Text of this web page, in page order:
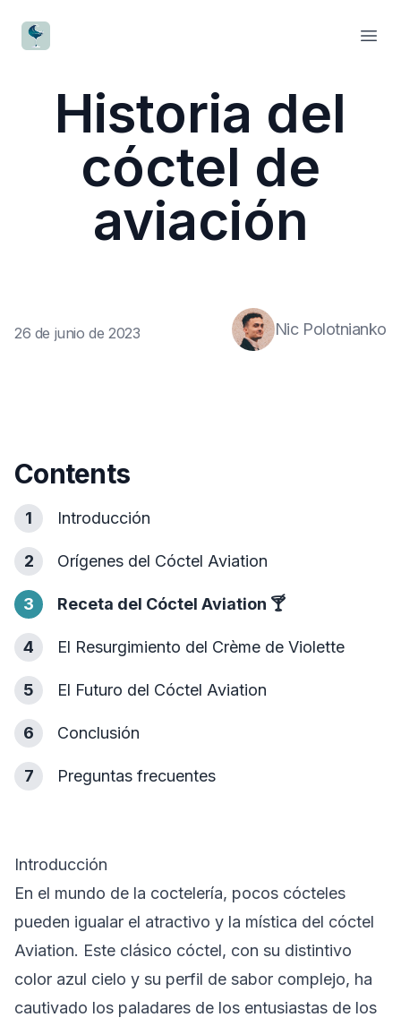
CocktailWave
Historia del
cóctel de
aviación
26 de junio de 2023 Nic Polotnianko
Contents
1 Introducción
2 Orígenes del Cóctel Aviation
3 Receta del Cóctel Aviation 🍸
4 El Resurgimiento del Crème de Violette
5 El Futuro del Cóctel Aviation
6 Conclusión
7 Preguntas frecuentes
Introducción
En el mundo de la coctelería, pocos cócteles
pueden igualar el atractivo y la mística del cóctel
Aviation. Este clásico cóctel, con su distintivo
color azul cielo y su perfil de sabor complejo, ha
cautivado los paladares de los entusiastas de los